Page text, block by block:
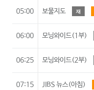
05:00 보물지도 재
06:00 모닝와이드(1부)
06:25 모닝와이드(2부)
07:15 JIBS 뉴스(아침)